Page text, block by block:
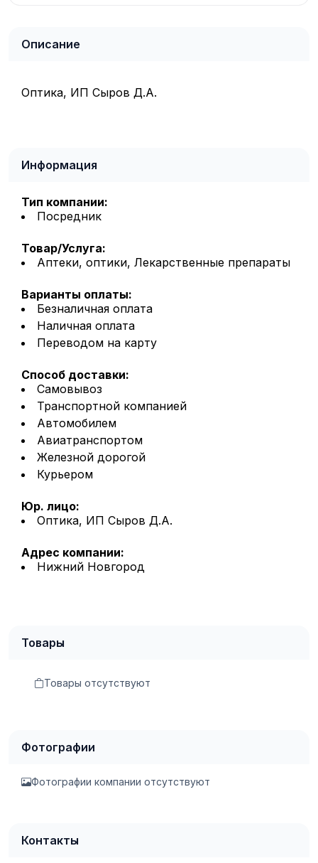
Описание
Оптика, ИП Сыров Д.А.
Информация
Тип компании:
Посредник
Товар/Услуга:
Аптеки, оптики, Лекарственные препараты
Варианты оплаты:
Безналичная оплата
Наличная оплата
Переводом на карту
Способ доставки:
Самовывоз
Транспортной компанией
Автомобилем
Авиатранспортом
Железной дорогой
Курьером
Юр. лицо:
Оптика, ИП Сыров Д.А.
Адрес компании:
Нижний Новгород
Товары
Товары отсутствуют
Фотографии
Фотографии компании отсутствуют
Контакты